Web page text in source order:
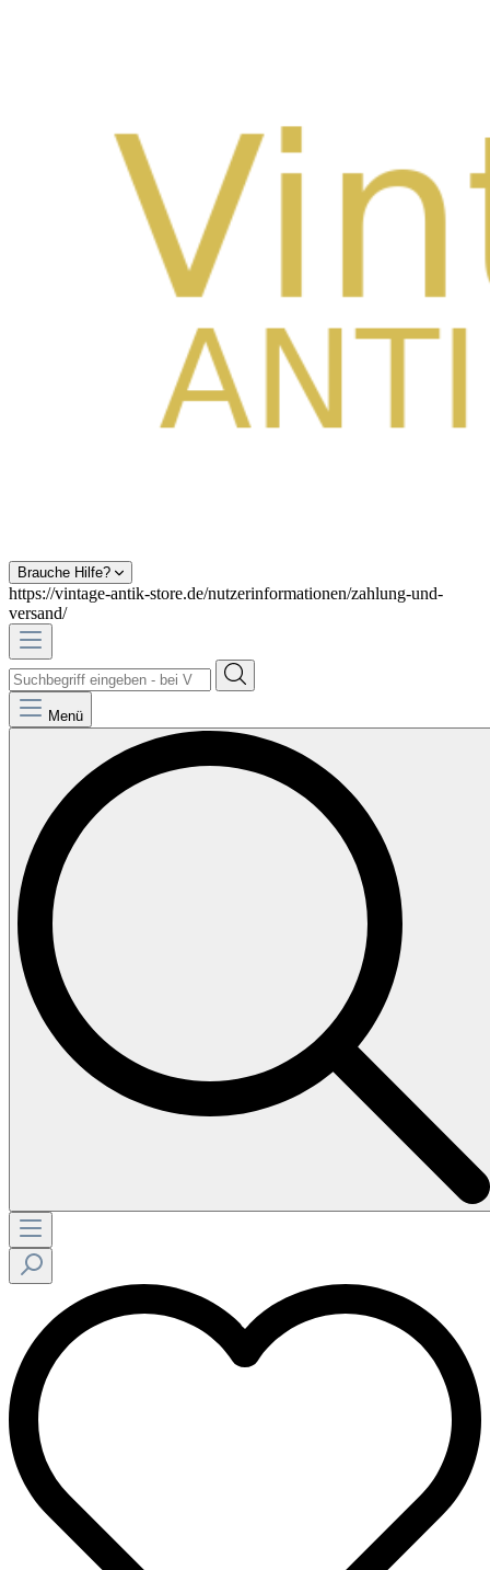
Brauche Hilfe?
https://vintage-antik-store.de/nutzerinformationen/zahlung-und-
versand/
Menü